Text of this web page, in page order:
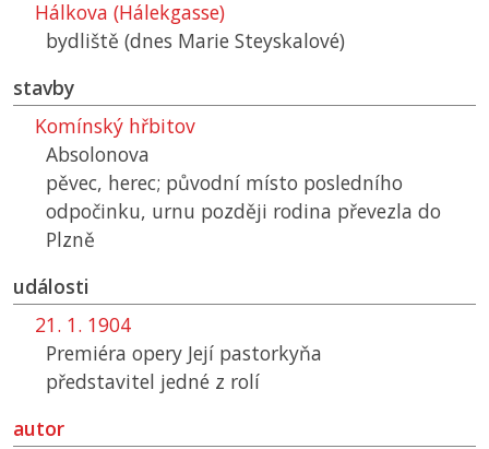
Hálkova (Hálekgasse)
bydliště (dnes Marie Steyskalové)
stavby
Komínský hřbitov
Absolonova
pěvec, herec; původní místo posledního
odpočinku, urnu později rodina převezla do
Plzně
události
21. 1. 1904
Premiéra opery Její pastorkyňa
představitel jedné z rolí
autor